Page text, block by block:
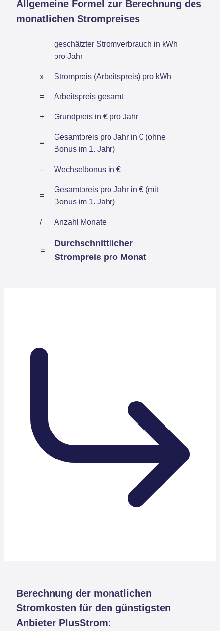
Allgemeine Formel zur Berechnung des
monatlichen Strompreises
geschätzter Stromverbrauch in kWh
pro Jahr
x Strompreis (Arbeitspreis) pro kWh
= Arbeitspreis gesamt
+ Grundpreis in € pro Jahr
=
Gesamtpreis pro Jahr in € (ohne
Bonus im 1. Jahr)
– Wechselbonus in €
=
Gesamtpreis pro Jahr in € (mit
Bonus im 1. Jahr)
/ Anzahl Monate
=
Durchschnittlicher
Strompreis pro Monat
Berechnung der monatlichen
Stromkosten für den günstigsten
Anbieter PlusStrom: